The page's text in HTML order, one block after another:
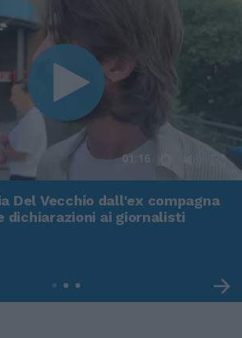
01:16
Del Vecchio dall'ex compagna
dichiarazioni ai giornalisti